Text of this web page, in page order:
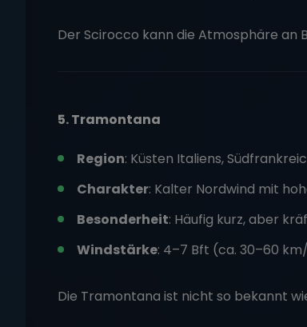
Der Scirocco kann die Atmosphäre an
5. Tramontana
Region: Küsten Italiens,
Charakter: Kalter Nordwind mit
Besonderheit: Häufig kurz, aber
Windstärke: 4–7 Bft (ca. 30–60
Die Tramontana ist nicht so bekannt